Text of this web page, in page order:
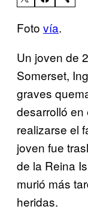
Foto vía.
Un joven de
Somerset,
graves
desarrolló en
realizarse el
joven fue
de la Reina
murió más
heridas.